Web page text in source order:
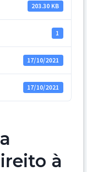
203.30 KB
1
17/10/2021
17/10/2021
à